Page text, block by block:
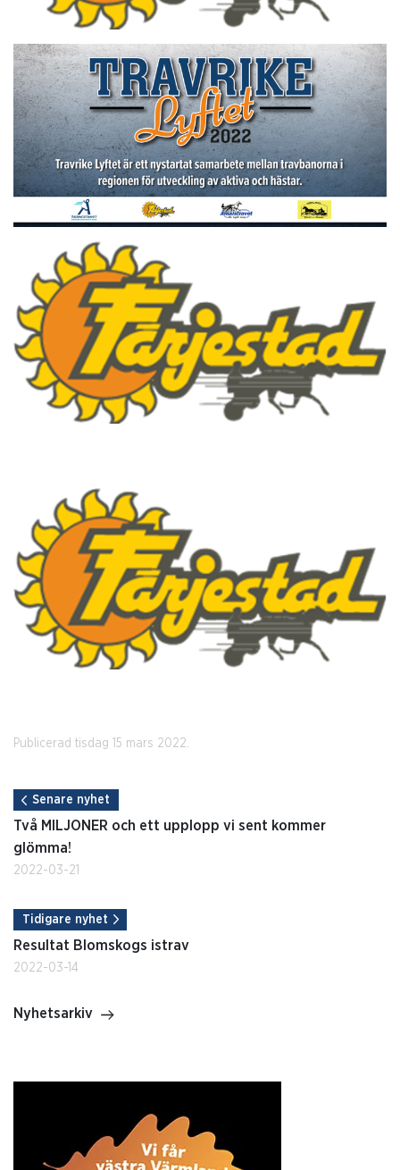
Publicerad tisdag 15 mars 2022.
Senare nyhet
Två MILJONER och ett upplopp vi sent kommer
glömma!
2022-03-21
Tidigare nyhet
Resultat Blomskogs istrav
2022-03-14
Nyhetsarkiv